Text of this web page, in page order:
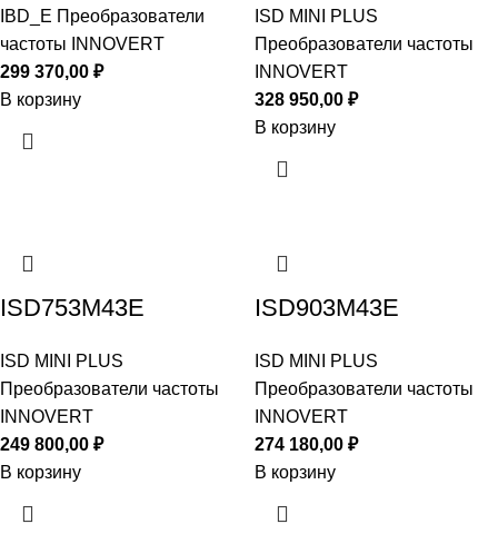
IBD_E Преобразователи
частоты INNOVERT
299 370,00 ₽
В корзину
ISD MINI PLUS
Преобразователи частоты
INNOVERT
328 950,00 ₽
В корзину
ISD753M43E
ISD MINI PLUS
Преобразователи частоты
INNOVERT
249 800,00 ₽
В корзину
ISD903M43E
ISD MINI PLUS
Преобразователи частоты
INNOVERT
274 180,00 ₽
В корзину